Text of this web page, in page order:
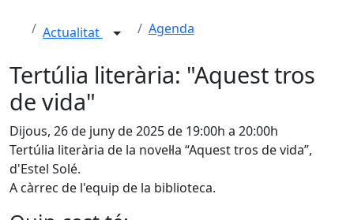
Actualitat Agenda
Tertúlia literària: "Aquest tros
de vida"
Dijous, 26 de juny de 2025 de 19:00h a 20:00h
Tertúlia literària de la novel·la “Aquest tros de vida”,
d'Estel Solé.
A càrrec de l'equip de la biblioteca.